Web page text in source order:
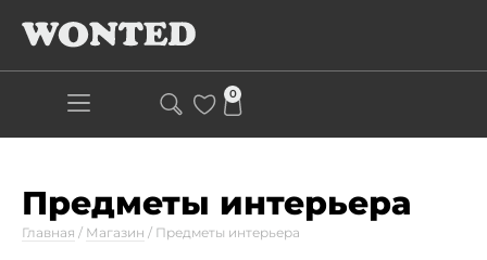
0
Предметы интерьера
Главная / Магазин / Предметы интерьера